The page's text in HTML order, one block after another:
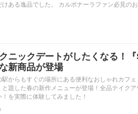
けある逸品でした。 カルボナーラファン必見のお
ニックデートがしたくなる！
新商品が登場
駅からもすぐの場所にある便利なおしゃれカフ
と題した春の新作メニューが登場！全品テイク
！を実際に体験してみました！